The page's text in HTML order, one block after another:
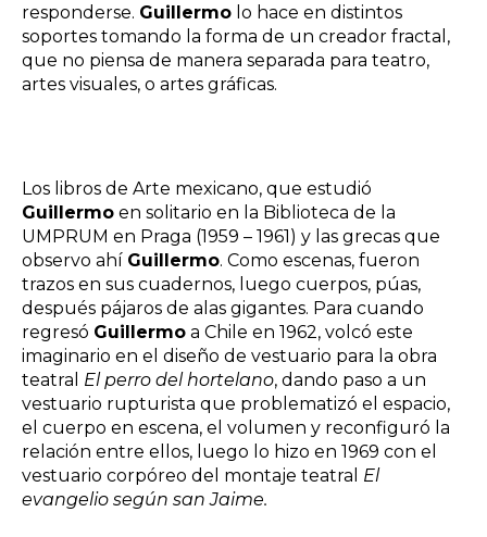
responderse. Guillermo lo hace en distintos
soportes tomando la forma de un creador fractal,
que no piensa de manera separada para teatro,
artes visuales, o artes gráficas.
Los libros de Arte mexicano, que estudió
Guillermo en solitario en la Biblioteca de la
UMPRUM en Praga (1959 – 1961) y las grecas que
observo ahí Guillermo. Como escenas, fueron
trazos en sus cuadernos, luego cuerpos, púas,
después pájaros de alas gigantes. Para cuando
regresó Guillermo a Chile en 1962, volcó este
imaginario en el diseño de vestuario para la obra
teatral El perro del hortelano, dando paso a un
vestuario rupturista que problematizó el espacio,
el cuerpo en escena, el volumen y reconfiguró la
relación entre ellos, luego lo hizo en 1969 con el
vestuario corpóreo del montaje teatral El
evangelio según san Jaime.